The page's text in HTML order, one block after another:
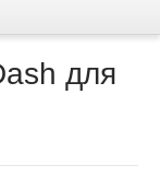
для